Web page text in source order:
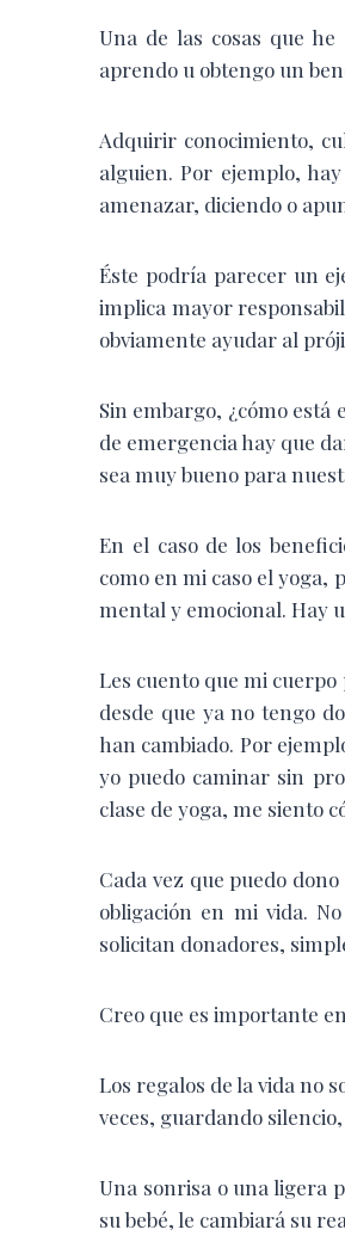
Una de las cosas que
aprendo u obtengo un
Adquirir conocimiento,
alguien. Por ejemplo,
amenazar, diciendo o
Éste podría parecer un
implica mayor
obviamente ayudar al
Sin embargo, ¿cómo está
de emergencia hay que
sea muy bueno para
En el caso de los
como en mi caso el yoga,
mental y emocional. Hay
Les cuento que mi cuerpo
desde que ya no tengo
han cambiado. Por
yo puedo caminar sin
clase de yoga, me siento
Cada vez que puedo
obligación en mi vida.
solicitan donadores,
Creo que es importante
Los regalos de la vida no
veces, guardando
Una sonrisa o una ligera
su bebé, le cambiará su